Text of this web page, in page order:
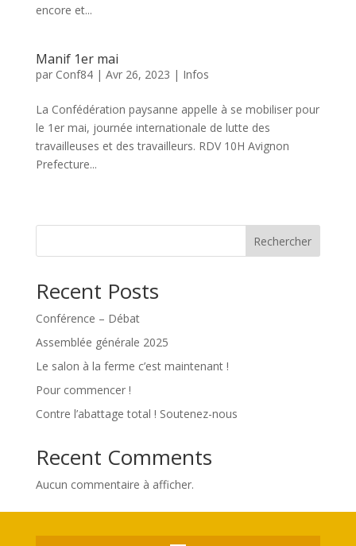
encore et...
Manif 1er mai
par Conf84| Avr 26, 2023 | Infos
La Confédération paysanne appelle à se mobiliser pour
le 1er mai, journée internationale de lutte des
travailleuses et des travailleurs. RDV 10H Avignon
Prefecture...
Rechercher
Recent Posts
Conférence – Débat
Assemblée générale 2025
Le salon à la ferme c’est maintenant !
Pour commencer !
Contre l’abattage total ! Soutenez-nous
Recent Comments
Aucun commentaire à afficher.